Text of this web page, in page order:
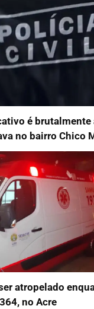
é brutalmente
no bairro Chico
atropelado
no Acre